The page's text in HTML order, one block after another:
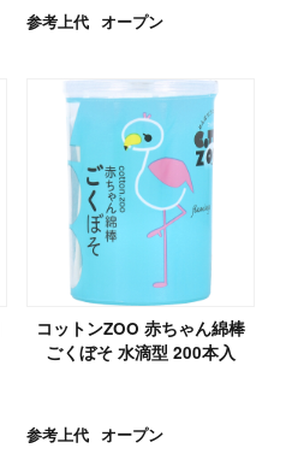
参考上代 オープン
コットンZOO 赤ちゃん綿棒
ごくぼそ 水滴型 200本入
参考上代 オープン